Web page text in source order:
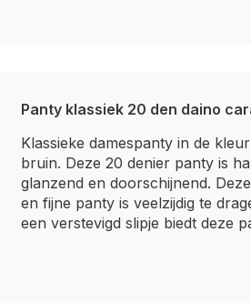
Panty klassiek 20 den daino
Klassieke damespanty in de
bruin. Deze 20 denier panty is
glanzend en doorschijnend.
en fijne panty is veelzijdig te
een verstevigd slipje biedt deze